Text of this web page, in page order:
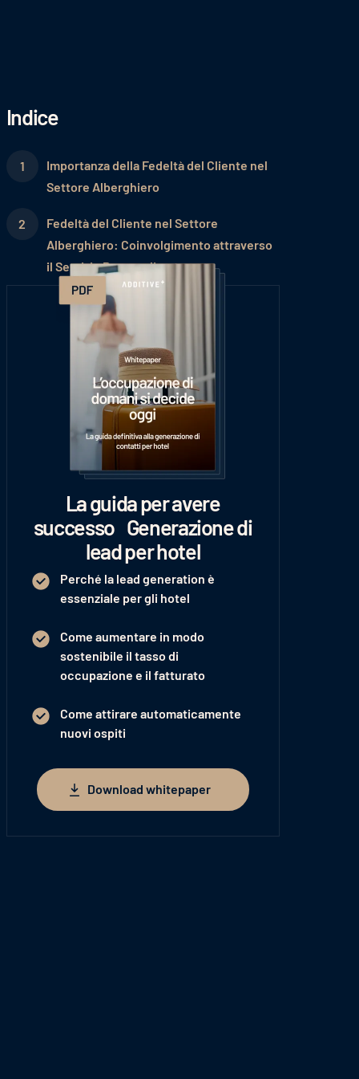
Indice
Importanza della Fedeltà del Cliente nel
Settore Alberghiero
Fedeltà del Cliente nel Settore
Alberghiero: Coinvolgimento attraverso
il Servizio Personalizzato
La guida per avere
successo Generazione di
lead per hotel
Perché la lead generation è
essenziale per gli hotel
Come aumentare in modo
sostenibile il tasso di
occupazione e il fatturato
Come attirare automaticamente
nuovi ospiti
Download whitepaper
Download whitepaper